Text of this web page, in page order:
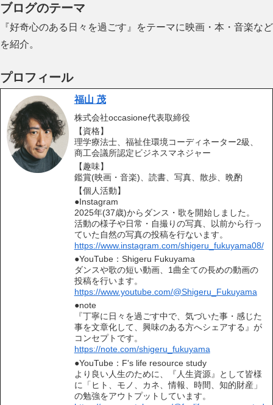
ブログのテーマ
『好奇心のある日々を過ごす』をテーマに映画・本・音楽など
を紹介。
プロフィール
福山 茂
株式会社occasione代表取締役
【資格】
理学療法士、福祉住環境コーディネーター2級、
商工会議所認定ビジネスマネジャー
【趣味】
鑑賞(映画・音楽)、読書、写真、散歩、晩酌
【個人活動】
●Instagram
2025年(37歳)からダンス・歌を開始しました。
活動の様子や日常・自撮りの写真、以前から行っ
ていた自然の写真の投稿を行ないます。
https://www.instagram.com/shigeru_fukuyama08/
●YouTube：Shigeru Fukuyama
ダンスや歌の短い動画、1曲全ての長めの動画の
投稿を行います。
https://www.youtube.com/@Shigeru_Fukuyama
●note
『丁寧に日々を過ごす中で、気づいた事・感じた
事を文章化して、興味のある方へシェアする』が
コンセプトです。
https://note.com/shigeru_fukuyama
●YouTube：F's life resource study
より良い人生のために、『人生資源』として皆様
に「ヒト、モノ、カネ、情報、時間、知的財産」
の勉強をアウトプットしています。